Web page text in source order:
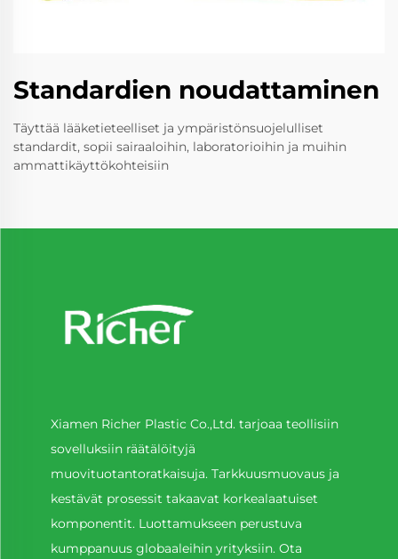
Standardien noudattaminen
Täyttää lääketieteelliset ja ympäristönsuojelulliset
standardit, sopii sairaaloihin, laboratorioihin ja muihin
ammattikäyttökohteisiin
Xiamen Richer Plastic Co.,Ltd. tarjoaa teollisiin
sovelluksiin räätälöityjä
muovituotantoratkaisuja. Tarkkuusmuovaus ja
kestävät prosessit takaavat korkealaatuiset
komponentit. Luottamukseen perustuva
kumppanuus globaaleihin yrityksiin. Ota